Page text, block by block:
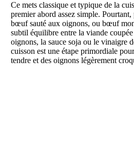
Ce mets classique et typique de la
premier abord assez simple.
bœuf sauté aux oignons, ou bœuf
subtil équilibre entre la viande
oignons, la sauce soja ou le vinaigre
cuisson est une étape primordiale
tendre et des oignons légèrement